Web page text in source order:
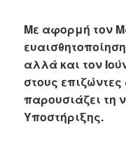
Με αφορμή τον
αλλά και τον
στους
παρουσιάζει τη
Υποστήριξης.